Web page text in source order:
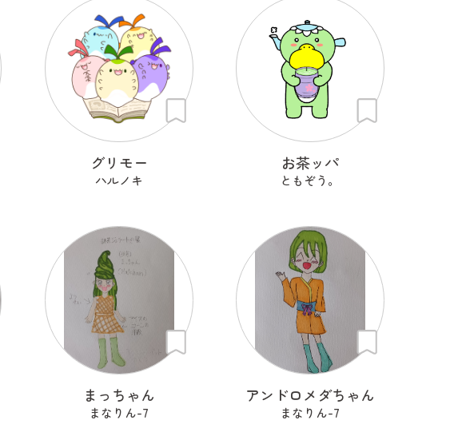
グリモー
ハルノキ
お茶ッパ
ともぞう。
まっちゃん
まなりん-7
アンドロメダちゃん
まなりん-7